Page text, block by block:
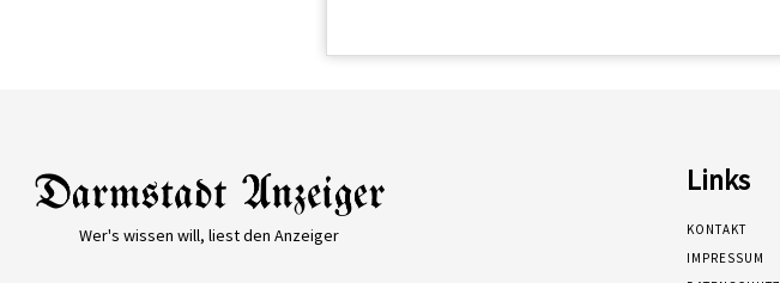
Wer's wissen will, liest den Anzeiger
Links
KONTAKT
IMPRESSUM